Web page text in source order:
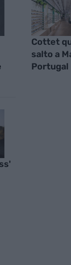
Cottet
salto a
Portugal